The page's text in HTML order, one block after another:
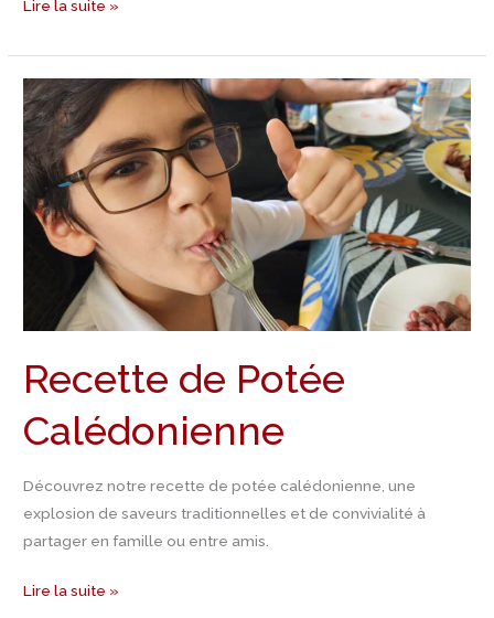
Lire la suite »
Recette de Potée
Calédonienne
Découvrez notre recette de potée calédonienne, une
explosion de saveurs traditionnelles et de convivialité à
partager en famille ou entre amis.
Recette
de
Potée
Calédonienne
Lire la suite »